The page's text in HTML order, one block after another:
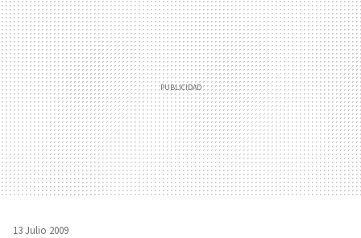
13 Julio 2009